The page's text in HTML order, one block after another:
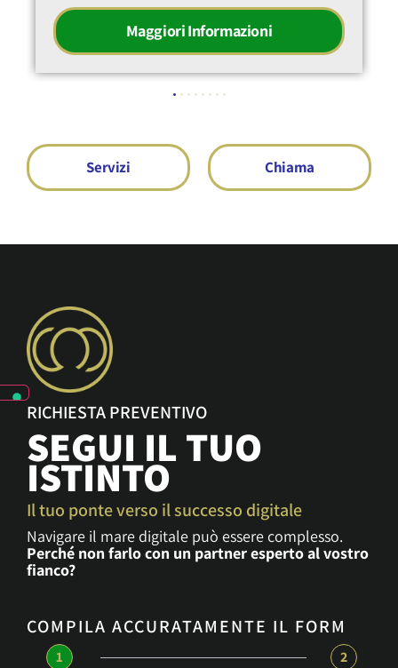
Maggiori Informazioni
Servizi Chiama
RICHIESTA PREVENTIVO
SEGUI IL TUO
ISTINTO
Il tuo ponte verso il successo digitale
Navigare il mare digitale può essere complesso.
Perché non farlo con un partner esperto al vostro
fianco?
COMPILA ACCURATAMENTE IL FORM
1
2